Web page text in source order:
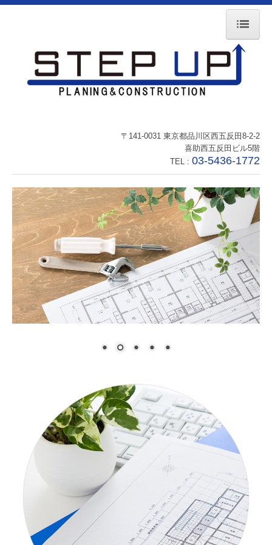
トップページ
会社概要
個人情報保護方針
〒141-0031 東京都品川区西五反田8-2-2
喜助西五反田ビル5階
TEL : 03-5436-1772